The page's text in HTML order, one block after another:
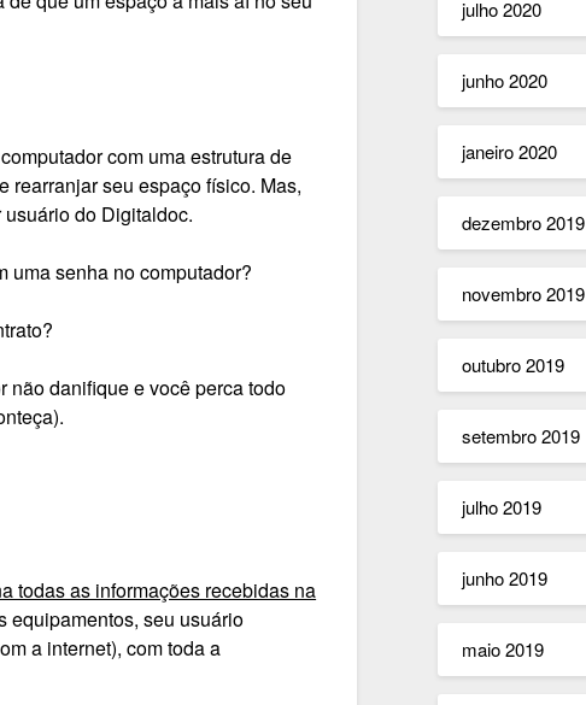
com uma estrutura de
rearranjar seu espaço físico. Mas,
usuário do Digitaldoc.
uma senha no computador?
não danifique e você perca todo
todas as informações recebidas na
equipamentos, seu usuário
a internet), com toda a
julho 2020
junho 2020
janeiro 2020
dezembro 2019
novembro 2019
outubro 2019
setembro 2019
julho 2019
junho 2019
maio 2019